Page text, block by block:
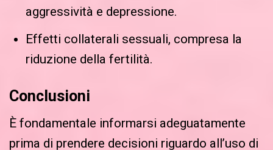
aggressività e depressione.
Effetti collaterali sessuali, compresa la
riduzione della fertilità.
Conclusioni
È fondamentale informarsi adeguatamente
prima di prendere decisioni riguardo all’uso di